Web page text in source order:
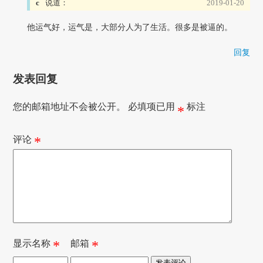
c 说道： 2019-01-20
他运气好，运气是，大部分人为了生活。很多是被逼的。
回复
发表回复
您的邮箱地址不会被公开。 必填项已用 * 标注
评论 *
显示名称 * 邮箱 *